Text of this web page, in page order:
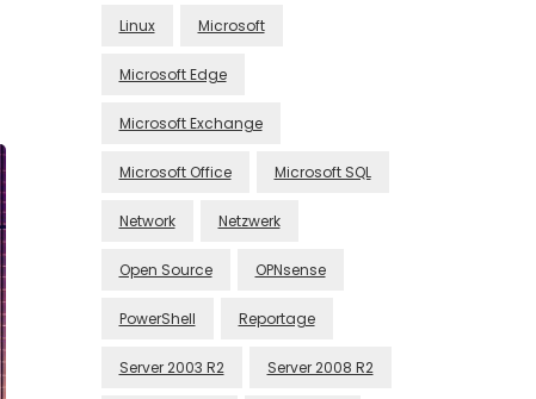
Linux Microsoft
Microsoft Edge
Microsoft Exchange
Microsoft Office Microsoft SQL
Network Netzwerk
Open Source OPNsense
PowerShell Reportage
Server 2003 R2 Server 2008 R2